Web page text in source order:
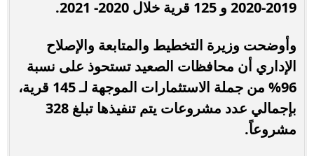
2019-2020 و 125 قرية خلال 2020- 2021.
وأوضحت وزيرة التخطيط والمتابعة والإصلاح
الإداري أن محافظات الصعيد تستحوذ على نسبة
96% من جملة الاستثمارات الموجهة لـ 145 قرية،
بإجمالي عدد مشروعات يتم تنفيذها تبلغ 328
مشروعاً.